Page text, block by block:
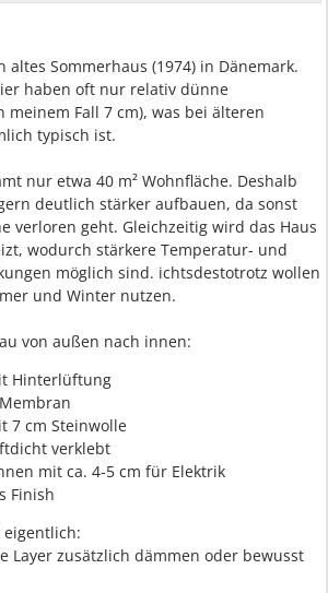
altes Sommerhaus (1974) in Dänemark.
haben oft nur relativ dünne
meinem Fall 7 cm), was bei älteren
typisch ist.
nur etwa 40 m² Wohnfläche. Deshalb
deutlich stärker aufbauen, da sonst
verloren geht. Gleichzeitig wird das Haus
wodurch stärkere Temperatur- und
möglich sind. ichtsdestotrotz wollen
und Winter nutzen.
von außen nach innen:
Hinterlüftung
7 cm Steinwolle
verklebt
mit ca. 4-5 cm für Elektrik
Finish
Layer zusätzlich dämmen oder bewusst